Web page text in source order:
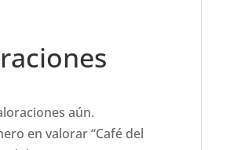
aún.
en valorar “Café del